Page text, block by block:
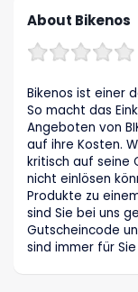
About Bikenos
Bikenos ist einer
So macht das
Angeboten von
auf ihre Kosten.
kritisch auf seine
nicht einlösen
Produkte zu
sind Sie bei uns
Gutscheincode
sind immer für